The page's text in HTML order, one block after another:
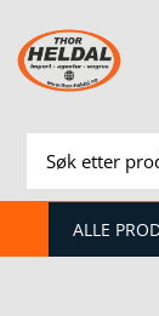
ALLE